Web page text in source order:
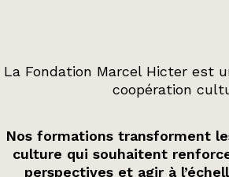
La Fondation Marcel Hicter est
coopération
Nos formations transforment
culture qui souhaitent
perspectives et agir à